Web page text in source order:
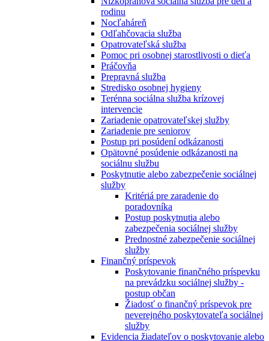
rodinu
Nocľaháreň
Odľahčovacia služba
Opatrovateľská služba
Pomoc pri osobnej starostlivosti o dieťa
Práčovňa
Prepravná služba
Stredisko osobnej hygieny
Terénna sociálna služba krízovej
intervencie
Zariadenie opatrovateľskej služby
Zariadenie pre seniorov
Postup pri posúdení odkázanosti
Opätovné posúdenie odkázanosti na
sociálnu službu
Poskytnutie alebo zabezpečenie sociálnej
služby
Kritériá pre zaradenie do
poradovníka
Postup poskytnutia alebo
zabezpečenia sociálnej služby
Prednostné zabezpečenie sociálnej
služby
Finančný príspevok
Poskytovanie finančného príspevku
na prevádzku sociálnej služby -
postup občan
Žiadosť o finančný príspevok pre
neverejného poskytovateľa sociálnej
služby
Evidencia žiadateľov o poskytovanie alebo